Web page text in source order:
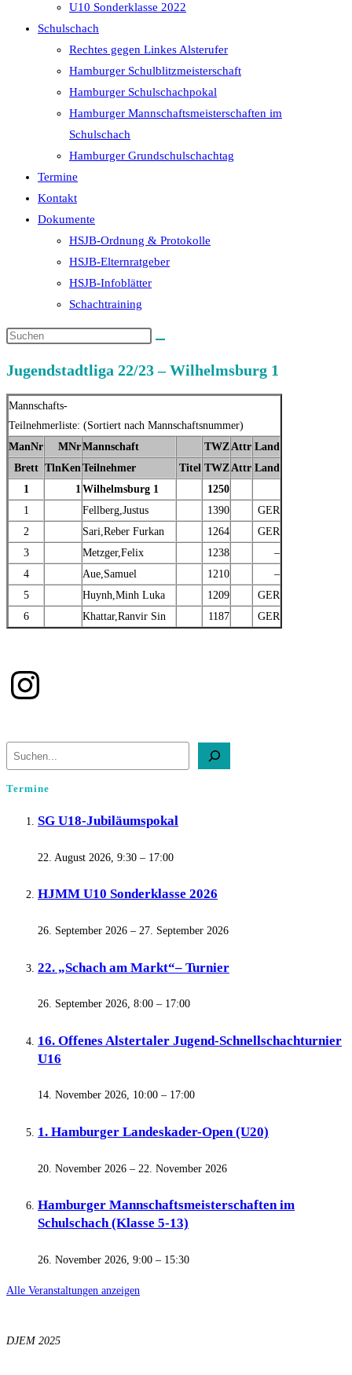
U10 Sonderklasse 2022
Schulschach
Rechtes gegen Linkes Alsterufer
Hamburger Schulblitzmeisterschaft
Hamburger Schulschachpokal
Hamburger Mannschaftsmeisterschaften im
Schulschach
Hamburger Grundschulschachtag
Termine
Kontakt
Dokumente
HSJB-Ordnung & Protokolle
HSJB-Elternratgeber
HSJB-Infoblätter
Schachtraining
Jugendstadtliga 22/23 – Wilhelmsburg 1
Mannschafts-
Teilnehmerliste: (Sortiert nach Mannschaftsnummer)
ManNr
MNrMannschaft TWZAttr Land
Brett TlnKenTeilnehmer Titel TWZAttr Land
1
1Wilhelmsburg 1
1250
1
Fellberg,Justus 1390
GER
2
Sari,Reber Furkan 1264
GER
3
Metzger,Felix 1238
–
4
Aue,Samuel 1210
–
5
Huynh,Minh Luka 1209
GER
6
Khattar,Ranvir Sin 1187 GER
Instagram
Suchen
Termine
SG U18-Jubiläumspokal
22. August 2026, 9:30 – 17:00
HJMM U10 Sonderklasse 2026
26. September 2026 – 27. September 2026
22. „Schach am Markt“– Turnier
26. September 2026, 8:00 – 17:00
16. Offenes Alstertaler Jugend-Schnellschachturnier
U16
14. November 2026, 10:00 – 17:00
1. Hamburger Landeskader-Open (U20)
20. November 2026 – 22. November 2026
Hamburger Mannschaftsmeisterschaften im
Schulschach (Klasse 5-13)
26. November 2026, 9:00 – 15:30
Alle Veranstaltungen anzeigen
DJEM 2025